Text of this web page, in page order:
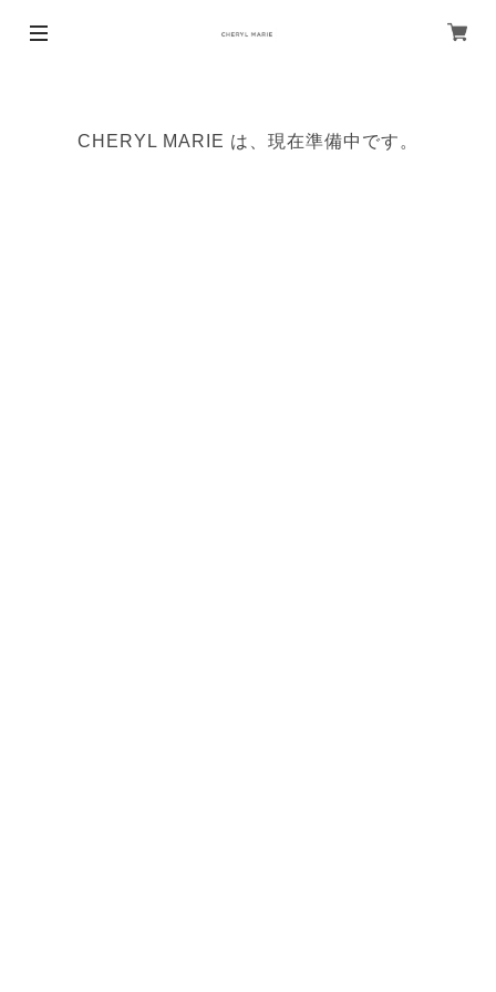
CHERYL MARIE は、現在準備中です。